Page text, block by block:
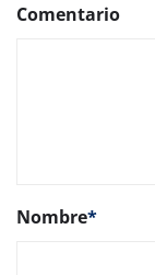
Comentario
Nombre*